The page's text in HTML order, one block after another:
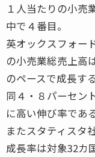
１人当たりの小売
中で４番目。
英オックスフォー
の小売業総売上高
のペースで成長す
同４・８パーセン
に高い伸び率である
またスタティスタ
成長率は対象32カ